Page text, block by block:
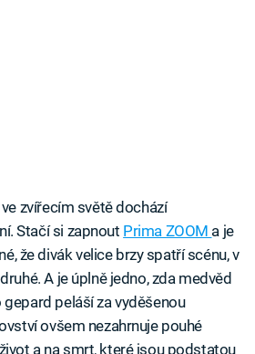
zvířecím světě dochází
Stačí si zapnout Prima ZOOM a je
že divák velice brzy spatří scénu, v
A je úplně jedno, zda medvěd
peláší za vyděšenou
ovšem nezahrnuje pouhé
a na smrt, které jsou podstatou